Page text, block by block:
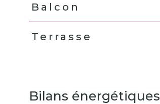
Balcon
Terrasse
Bilans énergétiques